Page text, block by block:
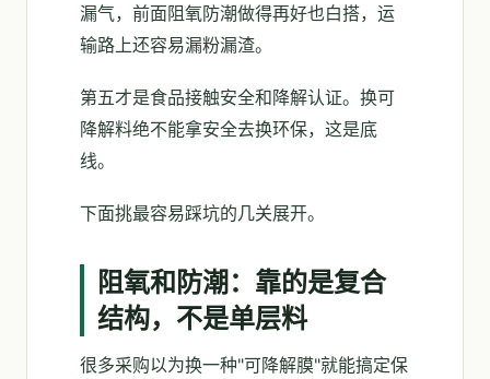
漏气，前面阻氧防潮做得再好也白搭，运
输路上还容易漏粉漏渣。
第五才是食品接触安全和降解认证。换可
降解料绝不能拿安全去换环保，这是底
线。
下面挑最容易踩坑的几关展开。
阻氧和防潮：靠的是复合
结构，不是单层料
很多采购以为换一种"可降解膜"就能搞定保